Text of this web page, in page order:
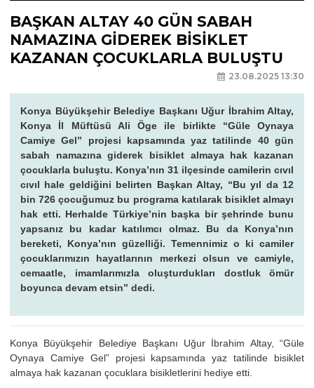
BAŞKAN ALTAY 40 GÜN SABAH
NAMAZINA GİDEREK BİSİKLET
KAZANAN ÇOCUKLARLA BULUŞTU
23.08.2025 13:30
Konya Büyükşehir Belediye Başkanı Uğur İbrahim Altay,
Konya İl Müftüsü Ali Öge ile birlikte “Güle Oynaya
Camiye Gel” projesi kapsamında yaz tatilinde 40 gün
sabah namazına giderek bisiklet almaya hak kazanan
çocuklarla buluştu. Konya’nın 31 ilçesinde camilerin cıvıl
cıvıl hale geldiğini belirten Başkan Altay, “Bu yıl da 12
bin 726 çocuğumuz bu programa katılarak bisiklet almayı
hak etti. Herhalde Türkiye’nin başka bir şehrinde bunu
yapsanız bu kadar katılımcı olmaz. Bu da Konya’nın
bereketi, Konya’nın güzelliği. Temennimiz o ki camiler
çocuklarımızın hayatlarının merkezi olsun ve camiyle,
cemaatle, imamlarımızla oluşturdukları dostluk ömür
boyunca devam etsin” dedi.
Konya Büyükşehir Belediye Başkanı Uğur İbrahim Altay, “Güle
Oynaya Camiye Gel” projesi kapsamında yaz tatilinde bisiklet
almaya hak kazanan çocuklara bisikletlerini hediye etti.